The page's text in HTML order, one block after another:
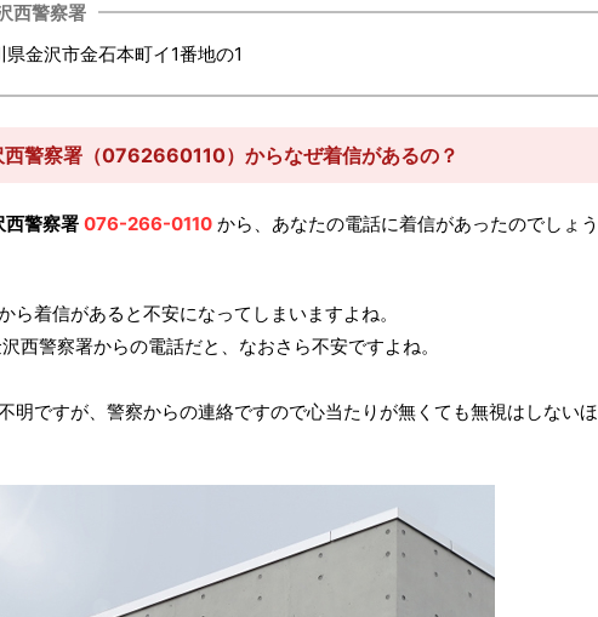
西警察署
金沢市金石本町イ1番地の1
西警察署（0762660110）からなぜ着信があるの？
西警察署 076-266-0110 から、あなたの電話に着信があったのでしょう
ら着信があると不安になってしまいますよね。
西警察署からの電話だと、なおさら不安ですよね。
明ですが、警察からの連絡ですので心当たりが無くても無視はしないほ